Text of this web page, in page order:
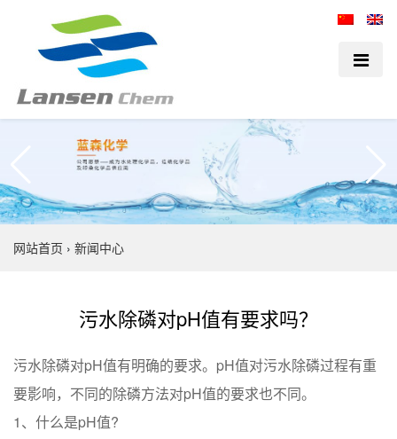
网站首页 › 新闻中心
污水除磷对pH值有要求吗？
污水除磷对pH值有明确的要求。pH值对污水除磷过程有重
要影响，不同的除磷方法对pH值的要求也不同。
1、什么是pH值?